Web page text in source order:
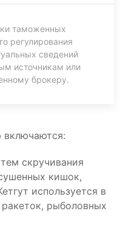
таможенных
регулирования
сведений
источникам или
брокеру.
скручивания
кишок,
используется в
рыболовных